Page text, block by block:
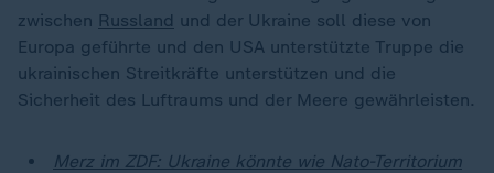
zwischen Russland und der Ukraine soll diese von
Europa geführte und den USA unterstützte Truppe die
ukrainischen Streitkräfte unterstützen und die
Sicherheit des Luftraums und der Meere gewährleisten.
Merz im ZDF: Ukraine könnte wie Nato-Territorium